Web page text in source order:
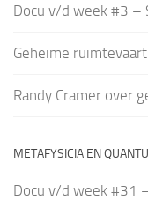
Docu v/d week #3 –
Geheime
Randy Cramer over
METAFYSICIA EN
Docu v/d week #31